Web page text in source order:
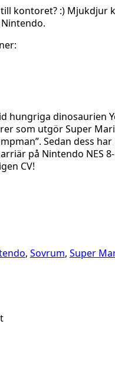
kontoret? :)
hungriga
som utgör Super
Sedan dess
på Nintendo NES
CV!
, Sovrum, Super